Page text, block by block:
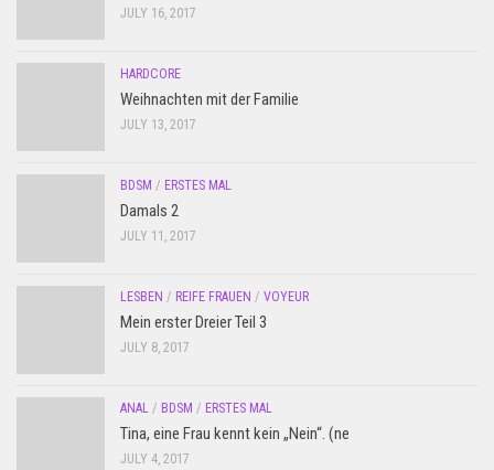
JULY 16, 2017
HARDCORE
Weihnachten mit der Familie
JULY 13, 2017
BDSM / ERSTES MAL
Damals 2
JULY 11, 2017
LESBEN / REIFE FRAUEN / VOYEUR
Mein erster Dreier Teil 3
JULY 8, 2017
ANAL / BDSM / ERSTES MAL
Tina, eine Frau kennt kein „Nein“. (ne
JULY 4, 2017